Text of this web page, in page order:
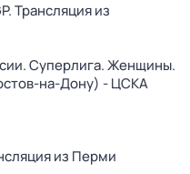
Трансляция из
Суперлига. Женщины.
на-Дону) - ЦСКА
из Перми